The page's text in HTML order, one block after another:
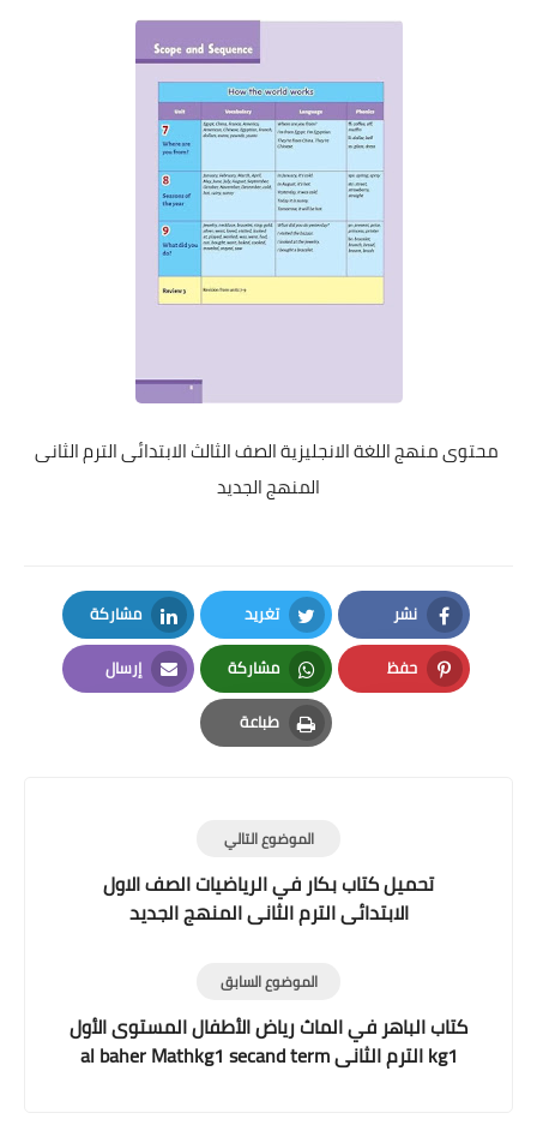
محتوى منهج اللغة الانجليزية الصف الثالث الابتدائى الترم الثانى
المنهج الجديد
نشر
Facebook
تغريد
Twitter
مشاركة
LinkedIn
حفظ
Pinterest
مشاركة
Whatsapp
إرسال
Email
طباعة
Print
الموضوع التالي
تحميل كتاب بكار في الرياضيات الصف الاول
الابتدائى الترم الثانى المنهج الجديد
الموضوع السابق
كتاب الباهر في الماث رياض الأطفال المستوى الأول
kg1 الترم الثانى al baher Mathkg1 secand term